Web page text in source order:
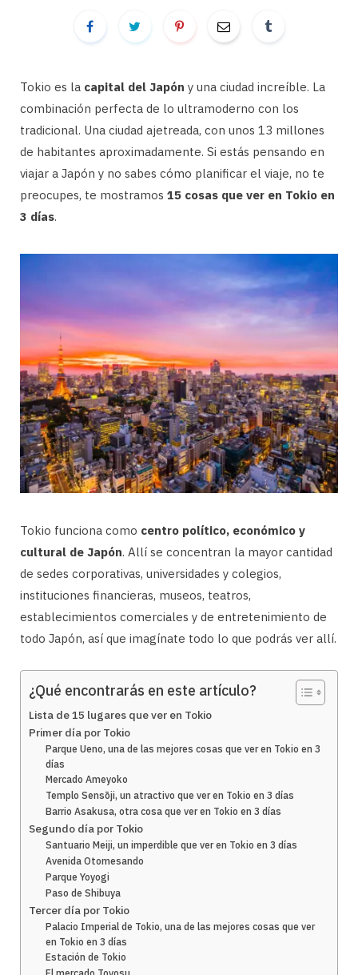
Tokio es la capital del Japón y una ciudad increíble. La
combinación perfecta de lo ultramoderno con los
tradicional. Una ciudad ajetreada, con unos 13 millones
de habitantes aproximadamente. Si estás pensando en
viajar a Japón y no sabes cómo planificar el viaje, no te
preocupes, te mostramos 15 cosas que ver en Tokio en
3 días.
Tokio funciona como centro político, económico y
cultural de Japón. Allí se concentran la mayor cantidad
de sedes corporativas, universidades y colegios,
instituciones financieras, museos, teatros,
establecimientos comerciales y de entretenimiento de
todo Japón, así que imagínate todo lo que podrás ver allí.
¿Qué encontrarás en este artículo?
Lista de 15 lugares que ver en Tokio
Primer día por Tokio
Parque Ueno, una de las mejores cosas que ver en Tokio en 3
días
Mercado Ameyoko
Templo Sensōji, un atractivo que ver en Tokio en 3 días
Barrio Asakusa, otra cosa que ver en Tokio en 3 días
Segundo día por Tokio
Santuario Meiji, un imperdible que ver en Tokio en 3 días
Avenida Otomesando
Parque Yoyogi
Paso de Shibuya
Tercer día por Tokio
Palacio Imperial de Tokio, una de las mejores cosas que ver
en Tokio en 3 días
Estación de Tokio